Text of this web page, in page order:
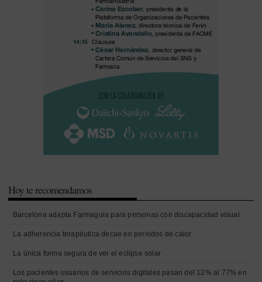
Hoy te recomendamos
Barcelona adapta Farmaguia para personas con discapacidad visual
La adherencia terapéutica decae en periodos de calor
La única forma segura de ver el eclipse solar
Los pacientes usuarios de servicios digitales pasan del 12% al 77% en